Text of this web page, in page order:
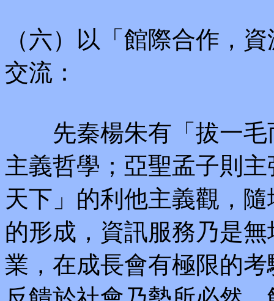
（六）以「館際合作，
交流：
先秦楊朱有「拔一毛
主義哲學；亞聖孟子則
天下」的利他主義觀，
的形成，資訊服務乃是
業，在成長會有極限的